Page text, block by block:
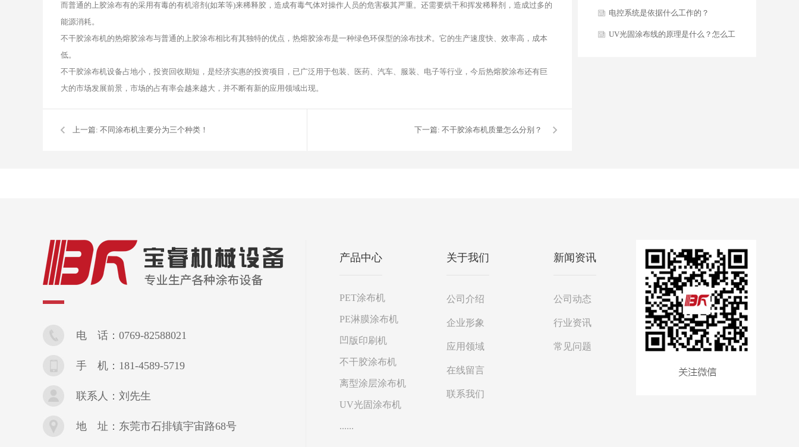
而普通的上胶涂布有的采用有毒的有机溶剂(如苯等)来稀释胶，造成有毒气体对操作人员的危害极其严重。还需要烘干和挥发稀释剂，造成过多的
能源消耗。
不干胶涂布机的热熔胶涂布与普通的上胶涂布相比有其独特的优点，热熔胶涂布是一种绿色环保型的涂布技术。它的生产速度快、效率高，成本
低。
不干胶涂布机设备占地小，投资回收期短，是经济实惠的投资项目，已广泛用于包装、医药、汽车、服装、电子等行业，今后热熔胶涂布还有巨
大的市场发展前景，市场的占有率会越来越大，并不断有新的应用领域出现。
上一篇: 不同涂布机主要分为三个种类！ 下一篇: 不干胶涂布机质量怎么分别？
术要点
电控系统是依据什么工作的？
UV光固涂布线的原理是什么？怎么工
电 话：0769-82588021
手 机：181-4589-5719
联系人：刘先生
地 址：东莞市石排镇宇宙路68号
产品中心
PET涂布机
PE淋膜涂布机
凹版印刷机
不干胶涂布机
离型涂层涂布机
UV光固涂布机
......
关于我们
公司介绍
企业形象
应用领域
在线留言
联系我们
新闻资讯
公司动态
行业资讯
常见问题